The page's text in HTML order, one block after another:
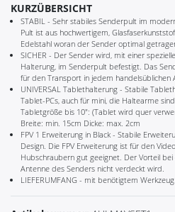
KURZÜBERSICHT
STABIL - Sehr stabiles Senderpult im
Pult ist aus hochwertigem,
Edelstahl woran der Sender optimal
SICHER - Der Sender wird, mit einer
Halterung, im Senderpult befestigt. Das
für den Transport in jedem handelsüblichen
UNIVERSAL Tablethalterung - Stabile
Tablet-PCs, auch für mini, die Haltearme
Tabletgröße bis 10": (Tablet wird quer
Breite: min. 15cm Dicke: max. 2cm
FPV 1 Erweiterung in Black - Stabile
Design. Die FPV Erweiterung ist für den
Hubschraubern gut geeignet. Der Vorteil
Antenne des Senders nicht verdeckt wird.
LIEFERUMFANG - mit benötigtem